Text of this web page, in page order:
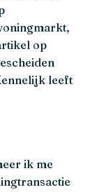
op
leeft
ik me